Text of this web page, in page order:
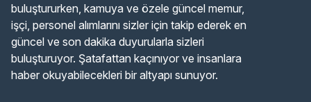
buluştururken, kamuya ve özele güncel memur,
işçi, personel alımlarını sizler için takip ederek en
güncel ve son dakika duyurularla sizleri
buluşturuyor. Şatafattan kaçınıyor ve insanlara
haber okuyabilecekleri bir altyapı sunuyor.